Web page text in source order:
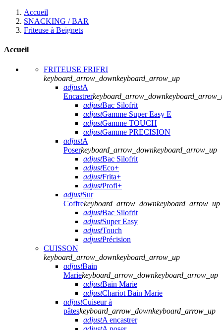
Accueil
SNACKING / BAR
Friteuse à Beignets
Accueil
FRITEUSE FRIFRI
keyboard_arrow_downkeyboard_arrow_up
adjustA
Encastrerkeyboard_arrow_down
adjustBac Silofrit
adjustGamme Super Easy E
adjustGamme TOUCH
adjustGamme PRECISION
adjustA
Poserkeyboard_arrow_downkeyboard_arrow_up
adjustBac Silofrit
adjustEco+
adjustFrita+
adjustProfi+
adjustSur
Coffrekeyboard_arrow_downkeyboard_arrow_up
adjustBac Silofrit
adjustSuper Easy
adjustTouch
adjustPrécision
CUISSON
keyboard_arrow_downkeyboard_arrow_up
adjustBain
Mariekeyboard_arrow_downkeyboard_arrow_up
adjustBain Marie
adjustChariot Bain Marie
adjustCuiseur à
pâteskeyboard_arrow_downkeyboard_arrow_up
adjustA encastrer